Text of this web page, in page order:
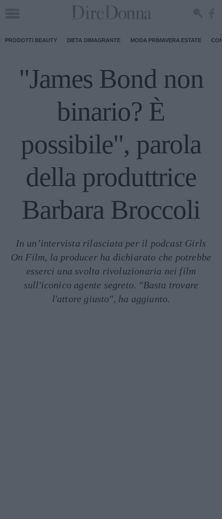
PRODOTTI BEAUTY DIETA DIMAGRANTE MODA PRIMAVERA ESTATE
"James Bond non
binario? È
possibile", parola
della produttrice
Barbara Broccoli
In un’intervista rilasciata per il podcast Girls
On Film, la producer ha dichiarato che potrebbe
esserci una svolta rivoluzionaria nei film
sull'iconico agente segreto. "Basta trovare
l'attore giusto", ha aggiunto.